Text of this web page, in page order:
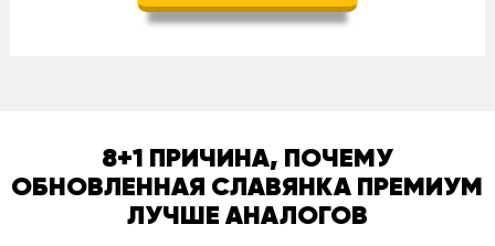
8+1 ПРИЧИНА, ПОЧЕМУ
ОБНОВЛЕННАЯ СЛАВЯНКА ПРЕМИУМ
ЛУЧШЕ АНАЛОГОВ